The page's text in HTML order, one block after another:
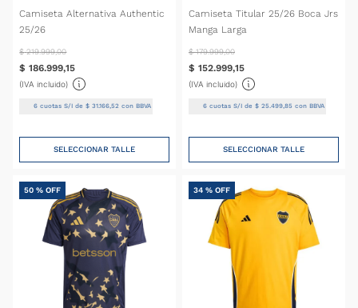
Camiseta Alternativa Authentic
25/26
$ 219.999,00
$ 186.999,15
(IVA incluido)
6 cuotas S/I de$ 31.166 ,52 con BBVA
SELECCIONAR TALLE
Camiseta Titular 25/26 Boca Jrs
Manga Larga
$ 179.999,00
$ 152.999,15
(IVA incluido)
6cuotas S/I de $ 25. 499, 85con BBVA
SELECCIONAR TALLE
50 % OFF 34 % OFF